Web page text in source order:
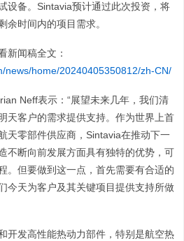
设备。Sintavia预计通过此次投资，将
余时间内的项目需求。
新闻稿全文：
news/home/20240405350812/zh-CN/
Neff表示：“展望未来几年，我们清
天客户的需求提供支持。作为世界上首
天零部件供应商，Sintavia在推动下一
不断向前发展方面具有独特的优势，可
。但要做到这一点，首先需要有合适的
今天为客户及其关键项目提供支持所做
开发高性能热动力部件，特别是航空热